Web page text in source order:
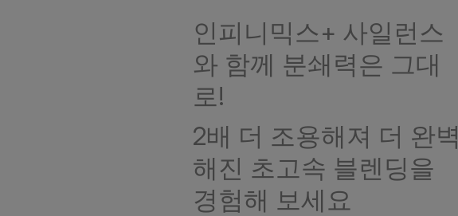
인피니믹스+ 사일런스
와 함께 분쇄력은 그대
로!
2배 더 조용해져 더 완벽
해진 초고속 블렌딩을
경험해 보세요